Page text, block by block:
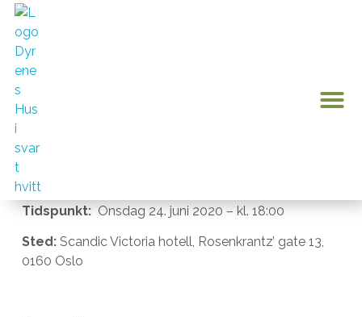
mai 18, 2020
Dyrebeskyttelsen Oslo & Omegn – Dyrenes Hus
INVITERER TIL ÅRSMØTE
Tidspunkt:Onsdag 24. juni 2020 – kl. 18:00
Sted:Scandic Victoria hotell, Rosenkrantz’ gate 13,
0160 Oslo